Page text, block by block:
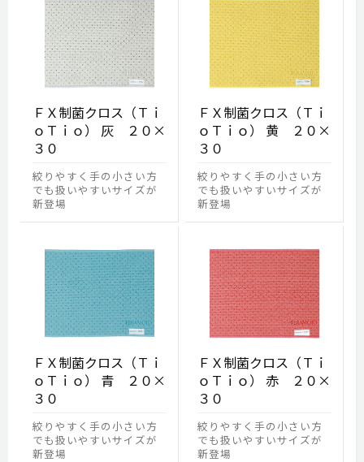
ＦＸ制菌クロス（Ｔｉ
ｏＴｉｏ） 灰 ２０×
３０
絞りやすく手の小さい方
でも扱いやすいサイズが
新登場
ＦＸ制菌クロス（Ｔｉ
ｏＴｉｏ） 黄 ２０×
３０
絞りやすく手の小さい方
でも扱いやすいサイズが
新登場
ＦＸ制菌クロス（Ｔｉ
ｏＴｉｏ） 青 ２０×
３０
絞りやすく手の小さい方
でも扱いやすいサイズが
新登場
ＦＸ制菌クロス（Ｔｉ
ｏＴｉｏ） 赤 ２０×
３０
絞りやすく手の小さい方
でも扱いやすいサイズが
新登場